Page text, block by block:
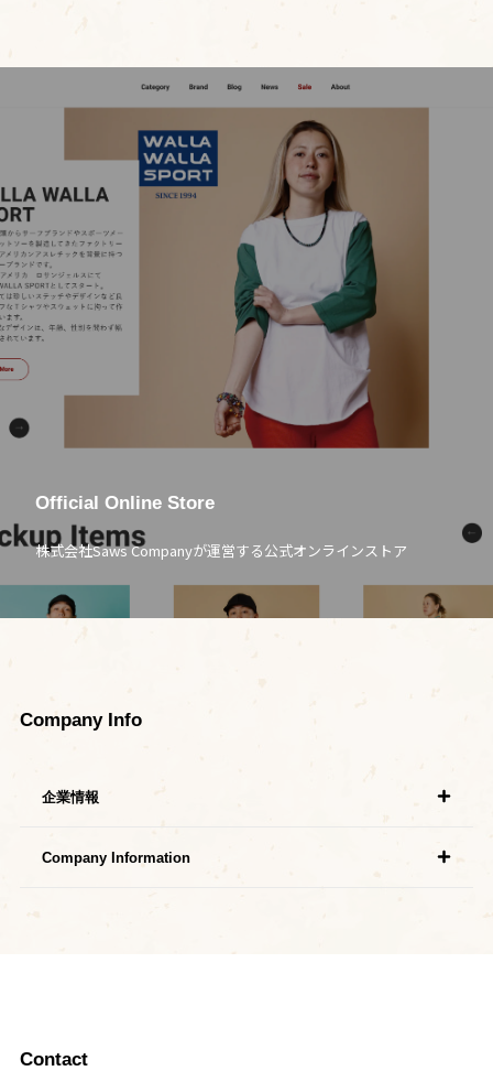
Official Online Store
株式会社Saws Companyが運営する公式オンラインストア
Company Info
企業情報
Company Information
Contact